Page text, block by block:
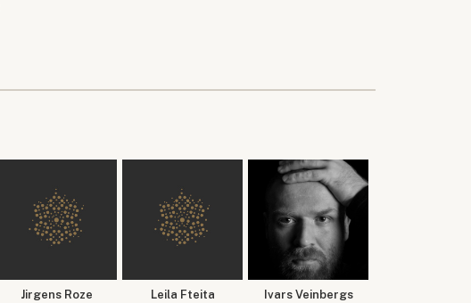
Jirgens Roze Leila Fteita Ivars Veinbergs